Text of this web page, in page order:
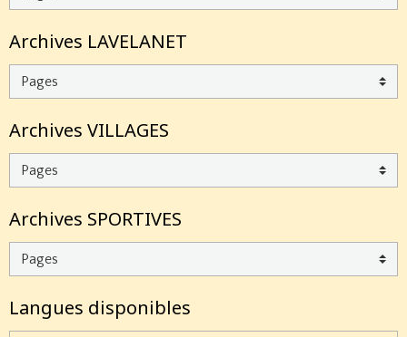
Archives LAVELANET
Archives VILLAGES
Archives SPORTIVES
Langues disponibles